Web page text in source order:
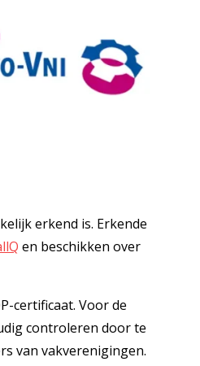
erkend is. Erkende
en beschikken over
certificaat. Voor de
controleren door te
van vakverenigingen.